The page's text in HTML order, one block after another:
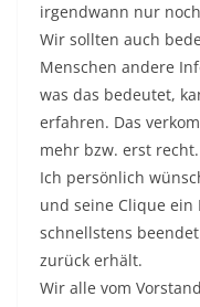
irgendwann nur
Wir sollten auch
Menschen andere
was das bedeutet,
erfahren. Das
mehr bzw. erst recht.
Ich persönlich
und seine Clique ein
schnellstens
zurück erhält.
Wir alle vom